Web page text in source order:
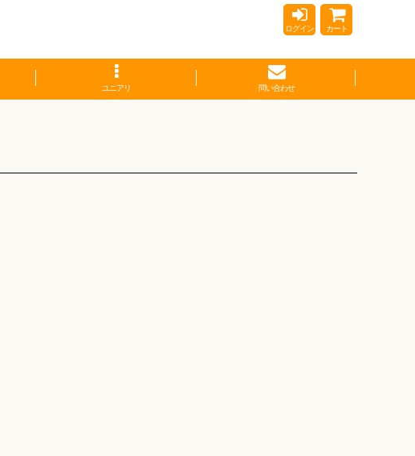
ログイン カート
ユニアリ 問い合わせ